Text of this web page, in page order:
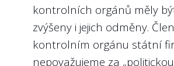
kontrolních orgánů měly
zvýšeny i jejich odměny.
kontrolním orgánu státní
nepovažujeme za